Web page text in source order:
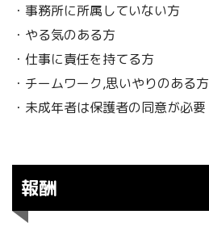
・事務所に所属していない方
・やる気のある方
・仕事に責任を持てる方
・チームワーク,思いやりのある方
・未成年者は保護者の同意が必要
報酬